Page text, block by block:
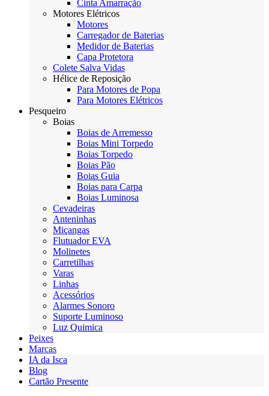
Cinta Amarração
Motores Elétricos
Motores
Carregador de Baterias
Medidor de Baterias
Capa Protetora
Colete Salva Vidas
Hélice de Reposição
Para Motores de Popa
Para Motores Elétricos
Pesqueiro
Boias
Boias de Arremesso
Boias Mini Torpedo
Boias Torpedo
Boias Pão
Boias Guia
Boias para Carpa
Boias Luminosa
Cevadeiras
Anteninhas
Miçangas
Flutuador EVA
Molinetes
Carretilhas
Varas
Linhas
Acessórios
Alarmes Sonoro
Suporte Luminoso
Luz Quimica
Peixes
Marcas
IA da Isca
Blog
Cartão Presente